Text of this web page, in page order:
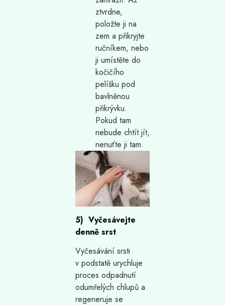
ztvrdne,
položte ji na
zem a přikryjte
ručníkem, nebo
ji umístěte do
kočičího
pelíšku pod
bavlněnou
přikrývku.
Pokud tam
nebude chtít jít,
nenuťte ji tam.
5) Vyčesávejte
denně srst
Vyčesávání srsti
v podstatě urychluje
proces odpadnutí
odumřelých chlupů a
regeneruje se